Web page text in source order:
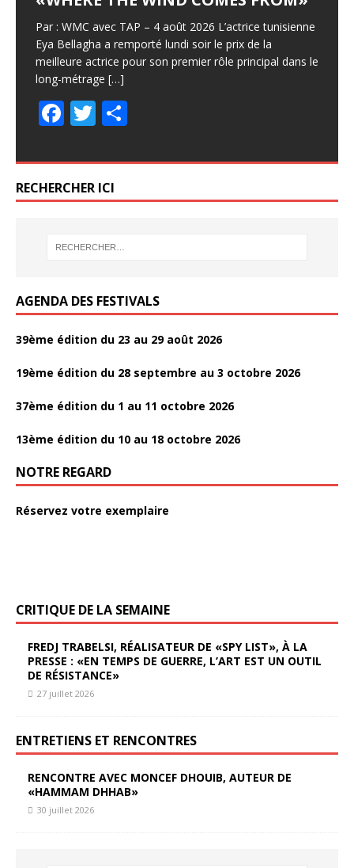
Par : WMC avec TAP – 4 août 2026 L’actrice tunisienne
Eya Bellagha a remporté lundi soir le prix de la
meilleure actrice pour son premier rôle principal dans le
long-métrage […]
F
e
b
o
T
itt
er
ta
RECHERCHER ICI
AGENDA DES FESTIVALS
39ème édition du 23 au 29 août 2026
19ème édition du 28 septembre au 3 octobre 2026
37ème édition du 1 au 11 octobre 2026
13ème édition du 10 au 18 octobre 2026
NOTRE REGARD
Réservez votre exemplaire
CRITIQUE DE LA SEMAINE
FREDJ TRABELSI, RÉALISATEUR DE «SPY LIST», À LA
PRESSE : «EN TEMPS DE GUERRE, L’ART EST UN OUTIL
DE RÉSISTANCE»
27 juillet 2026
ENTRETIENS ET RENCONTRES
RENCONTRE AVEC MONCEF DHOUIB, AUTEUR DE
«HAMMAM DHHAB»
30 juillet 2026